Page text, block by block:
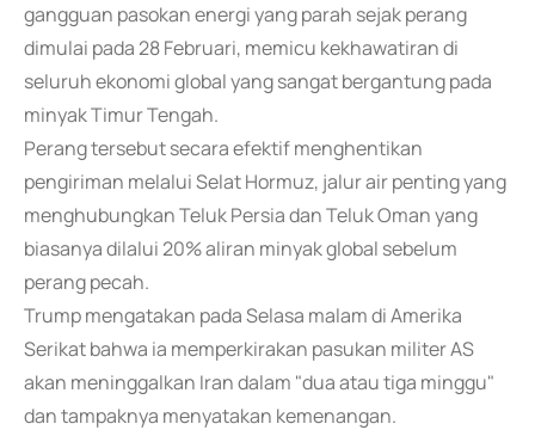
gangguan pasokan energi yang parah sejak perang
dimulai pada 28 Februari, memicu kekhawatiran di
seluruh ekonomi global yang sangat bergantung pada
minyak Timur Tengah.
Perang tersebut secara efektif menghentikan
pengiriman melalui Selat Hormuz, jalur air penting yang
menghubungkan Teluk Persia dan Teluk Oman yang
biasanya dilalui 20% aliran minyak global sebelum
perang pecah.
Trump mengatakan pada Selasa malam di Amerika
Serikat bahwa ia memperkirakan pasukan militer AS
akan meninggalkan Iran dalam "dua atau tiga minggu"
dan tampaknya menyatakan kemenangan.